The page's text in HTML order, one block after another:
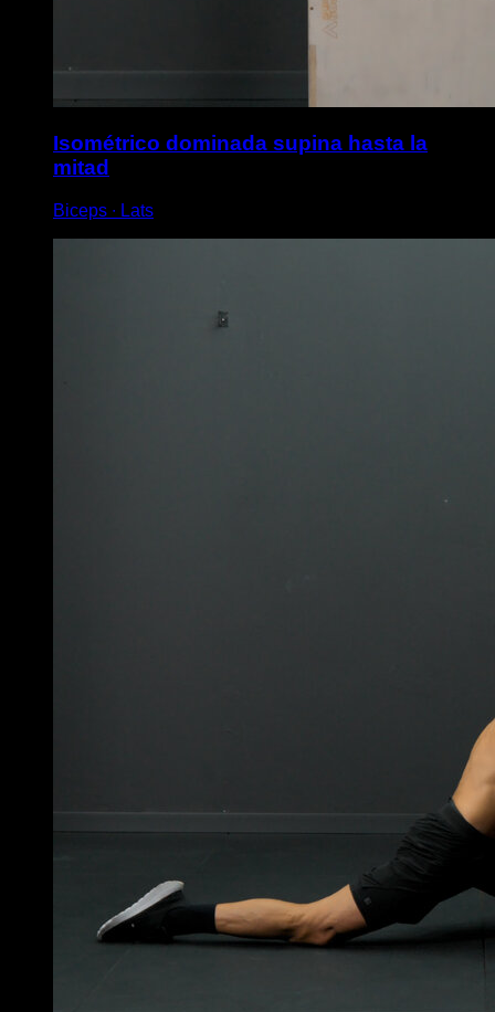
Isométrico dominada supina hasta la
mitad
Biceps ∙ Lats